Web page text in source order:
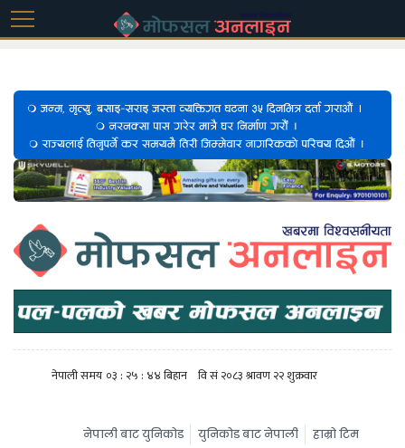
नेपाली बाट युनिकोड युनिकोड बाट नेपाली हाम्रो टिम